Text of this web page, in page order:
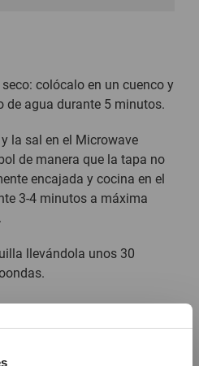
colócalo en un cuenco y
de agua durante 5 minutos.
la sal en el Microwave
de manera que la tapa no
encajada y cocina en el
3-4 minutos a máxima
llevándola unos 30